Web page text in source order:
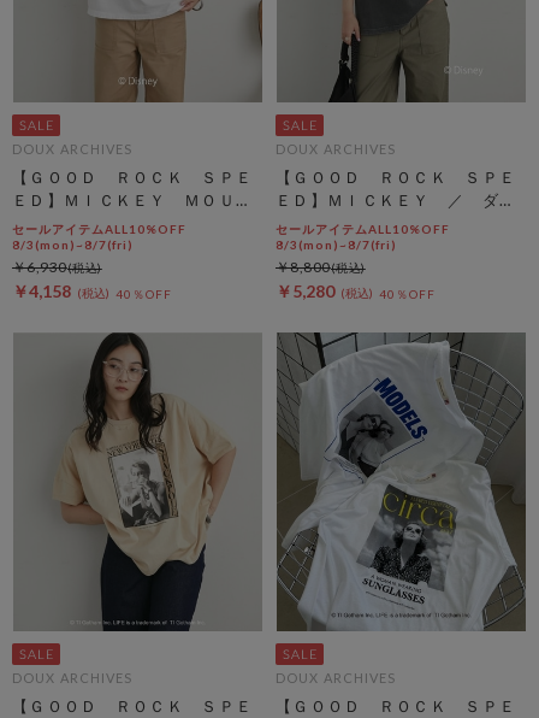
DOUX ARCHIVES
【ＧＯＯＤ ＲＯＣＫ ＳＰＥ
ＥＤ】ＭＩＣＫＥＹ ＭＯＵＳ
Ｅ／ＦＡＣＥ ＴＥＥ
セールアイテムALL10%OFF
8/3(mon)~8/7(fri)
￥4,158 40％OFF
￥6,930
DOUX ARCHIVES
【ＧＯＯＤ ＲＯＣＫ ＳＰＥ
ＥＤ】ＭＩＣＫＥＹ ／ ダメ
ージＴＥＥ
セールアイテムALL10%OFF
8/3(mon)~8/7(fri)
￥5,280 40％OFF
￥8,800
DOUX ARCHIVES
【ＧＯＯＤ ＲＯＣＫ ＳＰＥ
DOUX ARCHIVES
【ＧＯＯＤ ＲＯＣＫ ＳＰＥ